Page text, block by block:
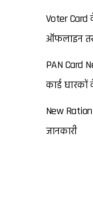
Voter
ऑफलाइन
PAN Card
कार्ड
New
जानकारी